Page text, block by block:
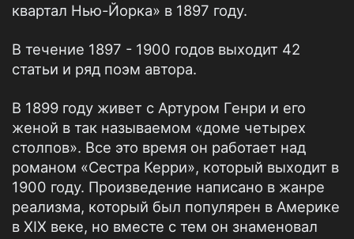
квартал Нью-Йорка» в 1897 году.
В течение 1897 - 1900 годов выходит 42
статьи и ряд поэм автора.
В 1899 году живет с Артуром Генри и его
женой в так называемом «доме четырех
столпов». Все это время он работает над
романом «Сестра Керри», который выходит в
1900 году. Произведение написано в жанре
реализма, который был популярен в Америке
в XIX веке, но вместе с тем он знаменовал